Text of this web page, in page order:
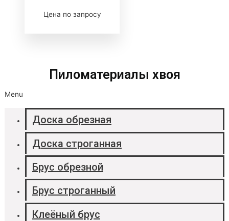
Пиломатериалы хвоя
Menu
Доска обрезная
Доска строганная
Брус обрезной
Брус строганный
Клеёный брус
Цена по запросу